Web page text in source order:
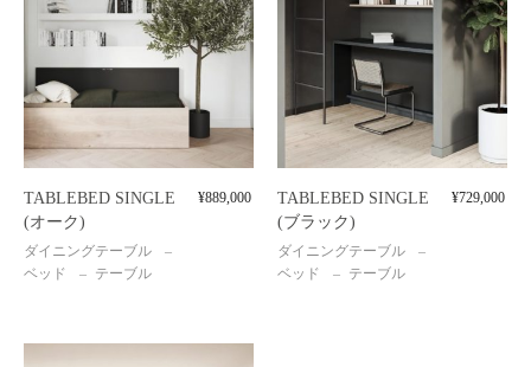
TABLEBED SINGLE
(オーク)
ダイニングテーブル
ベッド
テーブル
¥889,000
TABLEBED SINGLE
(ブラック)
ダイニングテーブル
ベッド
テーブル
¥729,000